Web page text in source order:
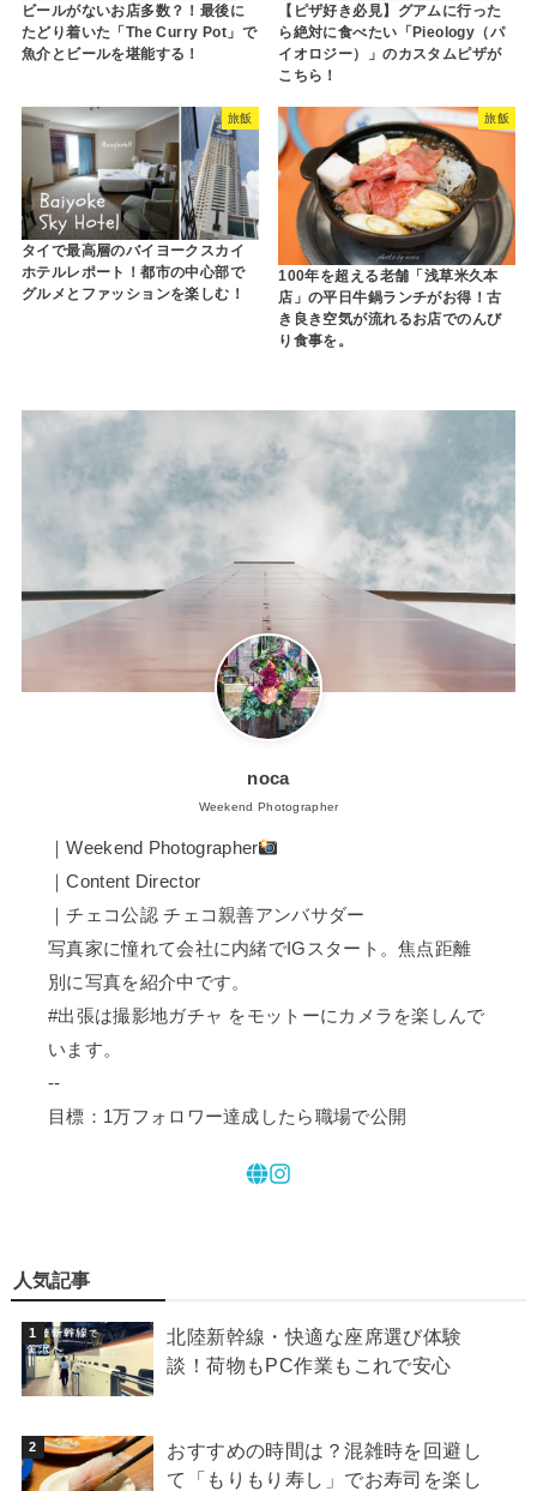
ビールがないお店多数？！最後に
たどり着いた「The Curry Pot」で
魚介とビールを堪能する！
【ピザ好き必見】グアムに行った
ら絶対に食べたい「Pieology（パ
イオロジー）」のカスタムピザが
こちら！
旅飯
タイで最高層のバイヨークスカイ
ホテルレポート！都市の中心部で
グルメとファッションを楽しむ！
旅飯
100年を超える老舗「浅草米久本
店」の平日牛鍋ランチがお得！古
き良き空気が流れるお店でのんび
り食事を。
noca
Weekend Photographer
｜Weekend Photographer
｜Content Director
｜チェコ公認 チェコ親善アンバサダー
写真家に憧れて会社に内緒でIGスタート。焦点距離
別に写真を紹介中です。
#出張は撮影地ガチャ をモットーにカメラを楽しんで
います。
--
目標：1万フォロワー達成したら職場で公開
人気記事
北陸新幹線・快適な座席選び体験
談！荷物もPC作業もこれで安心
おすすめの時間は？混雑時を回避し
て「もりもり寿し」でお寿司を楽し